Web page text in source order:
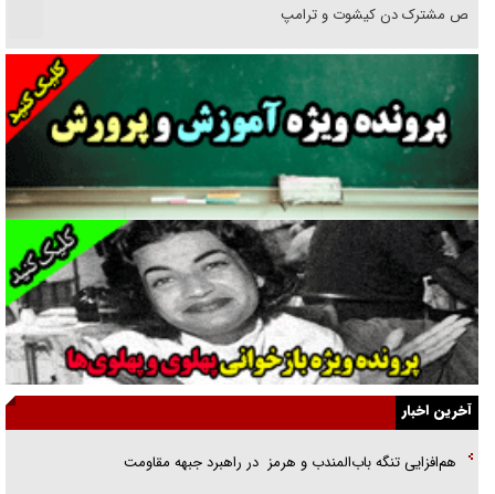
رقص مشترک دن کیشوت و ترامپ
دنده دولت به واگذاری مسئله‌دار ایران‌خودرو/ خصوصی‌سازی یا انحصار؟
غریزه‌ی بقا و آقای باقی و رفقا
جراحی‌های زیبایی با مدرک فوق‌دیپلم! + گفت‌وگو با متهم
گفت‌وگو با همسر یکی از شهدای جنگ رمضان/ پیکر بی‌سر شهید را از
انگشت‌های پا شناسایی کردیم
نسلی که آنلاین الگو می‌گیرد
گفت‌وگو با آیت‌الله جاودان/ جفای مخالفان مکانت معنوی رهبر شهید را
ارتقا می‌داد
راننده مست به قانون می‌خندد
همه آقای دوربینی شده‌ایم!
آخرین اخبار
هم‌افزایی تنگه باب‌المندب و هرمز در راهبرد جبهه مقاومت